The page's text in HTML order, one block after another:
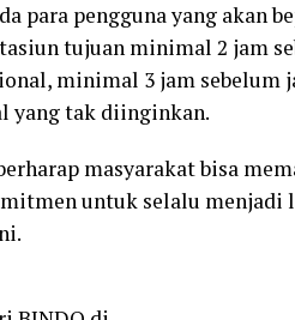
para pengguna yang akan
tujuan minimal 2 jam
minimal 3 jam
yang tak diinginkan.
masyarakat bisa
untuk selalu